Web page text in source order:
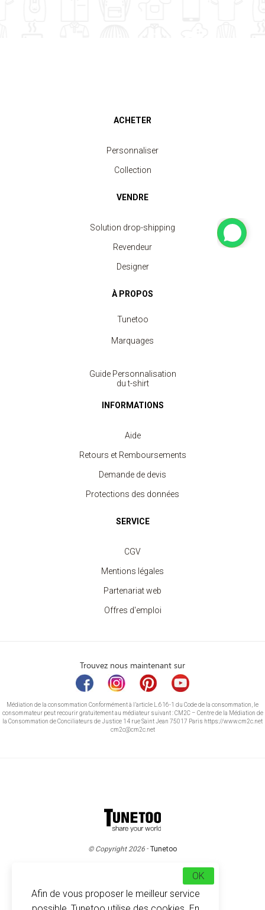
ACHETER
Personnaliser
Collection
VENDRE
Solution drop-shipping
Revendeur
Designer
À PROPOS
Tunetoo
Marquages
Guide Personnalisation
du t-shirt
INFORMATIONS
Aide
Retours et Remboursements
Demande de devis
Protections des données
SERVICE
CGV
Mentions légales
Partenariat web
Offres d'emploi
Trouvez nous maintenant sur
Médiation de la consommation Conformément à l’article L.616-1 du Code de la consommation, le
consommateur peut recourir gratuitement au médiateur suivant : CM2C – Centre de la Médiation de
la Consommation de Conciliateurs de Justice 14 rue Saint Jean 75017 Paris https://www.cm2c.net
cm2c@cm2c.net
© Copyright 2026 - Tunetoo
Afin de vous proposer le meilleur service
OK